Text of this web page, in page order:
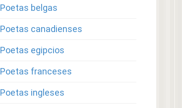
Poetas belgas
Poetas canadienses
Poetas egipcios
Poetas franceses
Poetas ingleses